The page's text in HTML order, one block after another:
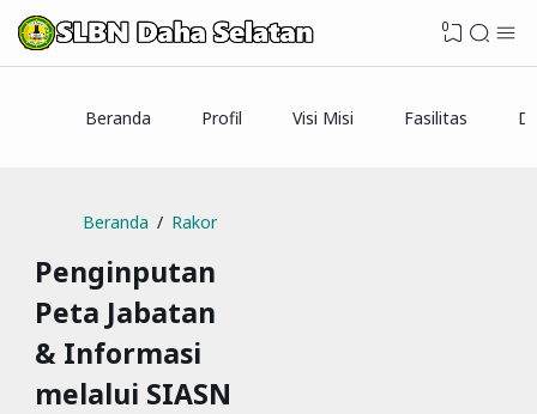
0
Beranda Profil Visi Misi Fasilitas
Beranda Rakor
Penginputan
Peta Jabatan
& Informasi
melalui SIASN